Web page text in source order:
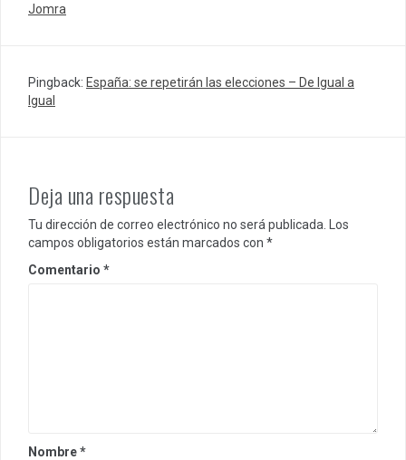
Jomra
Pingback: España: se repetirán las elecciones – De Igual a
Igual
Deja una respuesta
Tu dirección de correo electrónico no será publicada.
Los
campos obligatorios están marcados con *
Comentario *
Nombre*